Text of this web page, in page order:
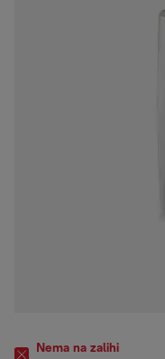
Nema na zalihi